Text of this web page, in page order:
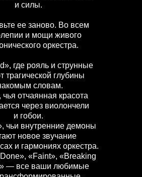
и силы.
ее заново. Во всем
и мощи живого
оркестра.
где рояль и струнные
трагической глубины
словам.
отчаянная красота
через виолончели
и гобои.
чьи внутренние демоны
новое звучание
и гармониях оркестра.
«Faint», «Breaking
— все ваши любимые